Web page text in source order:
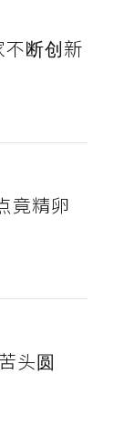
不断创新
竟精卵
头圆